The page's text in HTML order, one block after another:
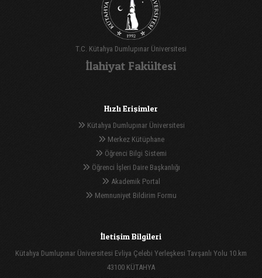
T.C. Kütahya Dumlupınar Üniversitesi
İlahiyat Fakültesi
Hızlı Erişimler
Kütahya Dumlupınar Üniversitesi
Merkez Kütüphane
Öğrenci Bilgi Sistemi
Öğrenci İşleri Daire Başkanlığı
Akademik Portal
Memnuniyet Bildirim Formu
İletişim Bilgileri
Kütahya Dumlupınar Üniversitesi Evliya Çelebi Yerleşkesi Tavşanlı Yolu 10.km
43100 KÜTAHYA